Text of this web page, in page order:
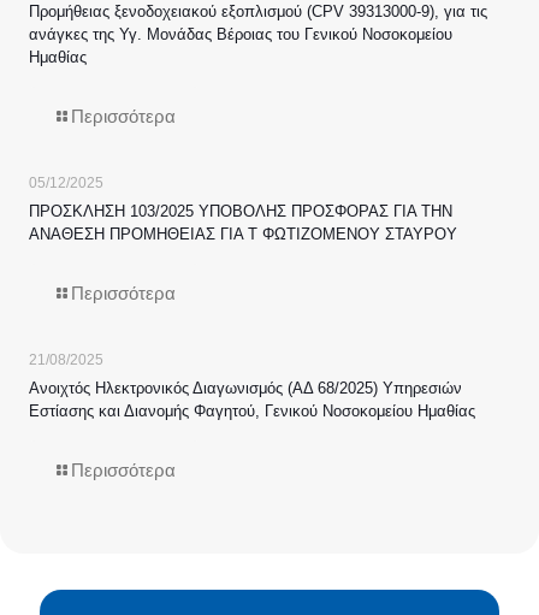
Προμήθειας ξενοδοχειακού εξοπλισμού (CPV 39313000-9), για τις
ανάγκες της Υγ. Μονάδας Βέροιας του Γενικού Νοσοκομείου
Ημαθίας
Περισσότερα
05/12/2025
ΠΡΟΣΚΛΗΣΗ 103/2025 ΥΠΟΒΟΛΗΣ ΠΡΟΣΦΟΡΑΣ ΓΙΑ ΤΗΝ
ΑΝΑΘΕΣΗ ΠΡΟΜΗΘΕΙΑΣ ΓΙΑ Τ ΦΩΤΙΖΟΜΕΝΟΥ ΣΤΑΥΡΟΥ
Περισσότερα
21/08/2025
Ανοιχτός Ηλεκτρονικός Διαγωνισμός (ΑΔ 68/2025) Υπηρεσιών
Εστίασης και Διανομής Φαγητού, Γενικού Νοσοκομείου Ημαθίας
Περισσότερα